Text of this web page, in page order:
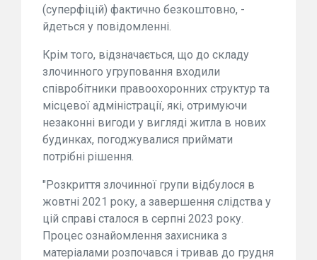
(суперфіцій) фактично безкоштовно, -
йдеться у повідомленні.
Крім того, відзначається, що до складу
злочинного угруповання входили
співробітники правоохоронних структур та
місцевої адміністрації, які, отримуючи
незаконні вигоди у вигляді житла в нових
будинках, погоджувалися приймати
потрібні рішення.
"Розкриття злочинної групи відбулося в
жовтні 2021 року, а завершення слідства у
цій справі сталося в серпні 2023 року.
Процес ознайомлення захисника з
матеріалами розпочався і тривав до грудня